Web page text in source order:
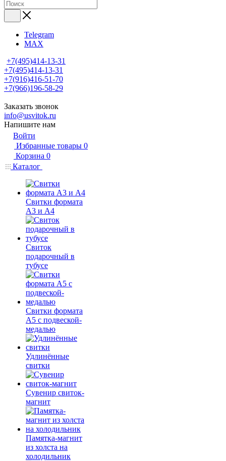
Telegram
MAX
+7(495)414-13-31
+7(495)414-13-31
+7(916)416-51-70
+7(966)196-58-29
Заказать звонок
info@usvitok.ru
Напишите нам
Войти
Избранные товары 0
Корзина 0
Каталог
Свитки формата
А3 и А4
Свиток
подарочный в
тубусе
Свитки формата
А5 с подвеской-
медалью
Удлинённые
свитки
Сувенир свиток-
магнит
Памятка-магнит
из холста на
холодильник